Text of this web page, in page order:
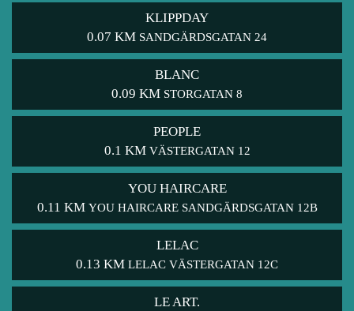
KLIPPDAY
0.07 KM SANDGÄRDSGATAN 24
BLANC
0.09 KM STORGATAN 8
PEOPLE
0.1 KM VÄSTERGATAN 12
YOU HAIRCARE
0.11 KM YOU HAIRCARE SANDGÄRDSGATAN 12B
LELAC
0.13 KM LELAC VÄSTERGATAN 12C
LE ART.